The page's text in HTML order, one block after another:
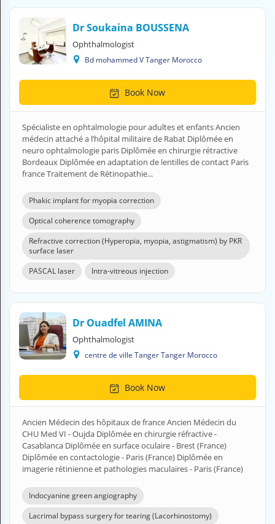
Medical questions
Clinic
EN English
Sign in
Dr Soukaina BOUSSENA
Ophthalmologist
Bd mohammed V Tanger Morocco
Book Now
Spécialiste en ophtalmologie pour adultes et enfants Ancien
médecin attaché a l’hôpital militaire de Rabat Diplômée en
neuro ophtalmologie paris Diplômée en chirurgie rétractive
Bordeaux Diplômée en adaptation de lentilles de contact Paris
france Traitement de Rétinopathie...
Phakic implant for myopia correction
Optical coherence tomography
Refractive correction (Hyperopia, myopia, astigmatism) by PKR
surface laser
PASCAL laser
Intra-vitreous injection
Dr Ouadfel AMINA
Ophthalmologist
centre de ville Tanger Tanger Morocco
Book Now
Ancien Médecin des hôpitaux de france Ancien Médecin du
CHU Med VI - Oujda Diplômée en chirurgie réfractive -
Casablanca Diplômée en surface oculaire - Brest (France)
Diplômée en contactologie - Paris (France) Diplômée en
imagerie rétinienne et pathologies maculaires - Paris (France)
Indocyanine green angiography
Lacrimal bypass surgery for tearing (Lacorhinostomy)